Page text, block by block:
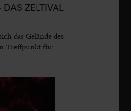
DAS ZELTIVAL
das Gelände des
Treffpunkt für